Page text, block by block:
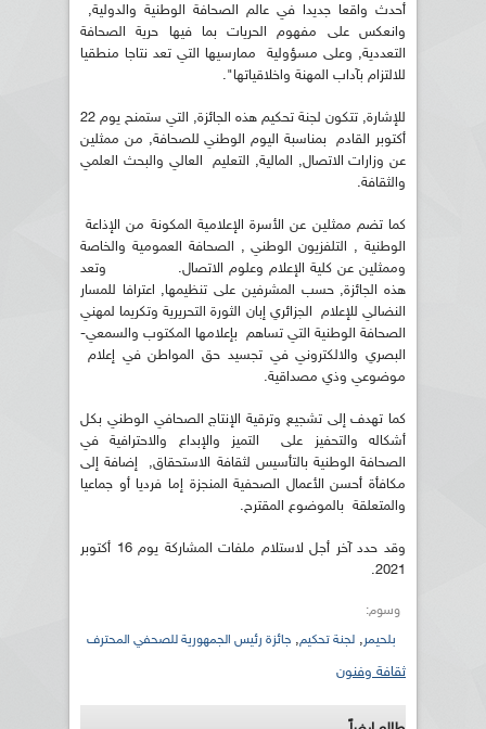
أحدث واقعا جديدا في عالم الصحافة الوطنية والدولية,
وانعكس على مفهوم الحريات بما فيها حرية الصحافة
التعددية, وعلى مسؤولية ممارسيها التي تعد نتاجا منطقيا
للالتزام بآداب المهنة واخلاقياتها".
للإشارة, تتكون لجنة تحكيم هذه الجائزة, التي ستمنح يوم 22
أكتوبر القادم بمناسبة اليوم الوطني للصحافة, من ممثلين
عن وزارات الاتصال, المالية, التعليم العالي والبحث العلمي
والثقافة.
كما تضم ممثلين عن الأسرة الإعلامية المكونة من الإذاعة
الوطنية , التلفزيون الوطني , الصحافة العمومية والخاصة
وممثلين عن كلية الإعلام وعلوم الاتصال. وتعد
هذه الجائزة, حسب المشرفين على تنظيمها, اعترافا للمسار
النضالي للإعلام الجزائري إبان الثورة التحريرية وتكريما لمهني
الصحافة الوطنية التي تساهم بإعلامها المكتوب والسمعي-
البصري والالكتروني في تجسيد حق المواطن في إعلام
موضوعي وذي مصداقية.
كما تهدف إلى تشجيع وترقية الإنتاج الصحافي الوطني بكل
أشكاله والتحفيز على التميز والإبداع والاحترافية في
الصحافة الوطنية بالتأسيس لثقافة الاستحقاق, إضافة إلى
مكافأة أحسن الأعمال الصحفية المنجزة إما فرديا أو جماعيا
والمتعلقة بالموضوع المقترح.
وقد حدد آخر أجل لاستلام ملفات المشاركة يوم 16 أكتوبر
2021.
وسوم:
بلحيمر, لجنة تحكيم, جائزة رئيس الجمهورية للصحفي المحترف
ثقافة وفنون